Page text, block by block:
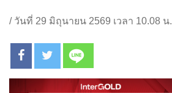
/ วันที่ 29 มิถุนายน 2569 เวลา 10.08 น.